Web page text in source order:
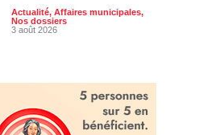
Actualité, Affaires municipales,
Nos dossiers
3 août 2026